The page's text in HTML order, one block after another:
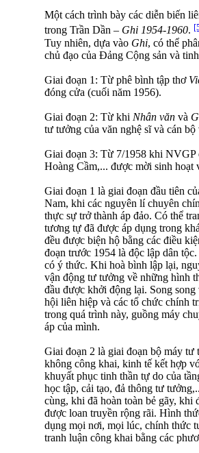
Một cách trình bày các diễn biến
trong Trần Dần – Ghi 1954-1960.
Tuy nhiên, dựa vào Ghi, có thể
chủ đạo của Đảng Cộng sản và
Giai đoạn 1: Từ phê bình tập thơ
đóng cửa (cuối năm 1956).
Giai đoạn 2: Từ khi Nhân văn và
tư tưởng của văn nghệ sĩ và cán
Giai đoạn 3: Từ 7/1958 khi NVGP
Hoàng Cầm,... được mời sinh hoạt
Giai đoạn 1 là giai đoạn đầu tiên
Nam, khi các nguyên lí chuyên
thực sự trở thành áp đảo. Có thể
tương tự đã được áp dụng trong
đều được biện hộ bằng các điều
đoạn trước 1954 là độc lập dân
có ý thức. Khi hoà bình lập lại,
vận động tư tưởng về những hình
đầu được khởi động lại. Song
hội liên hiệp và các tổ chức chính
trong quá trình này, guồng máy
áp của mình.
Giai đoạn 2 là giai đoạn bộ máy
không công khai, kinh tế kết hợp
khuyất phục tinh thần tự do của
học tập, cải tạo, đả thông tư
cùng, khi đã hoàn toàn bẻ gãy, khi
được loan truyền rộng rãi. Hình
dụng mọi nơi, mọi lúc, chính thức
tranh luận công khai bằng các